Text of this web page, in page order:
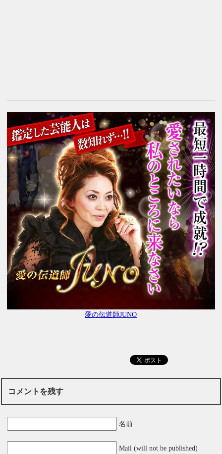
愛の伝道師JUNO
コメントを残す
名前
Mail (will not be published)